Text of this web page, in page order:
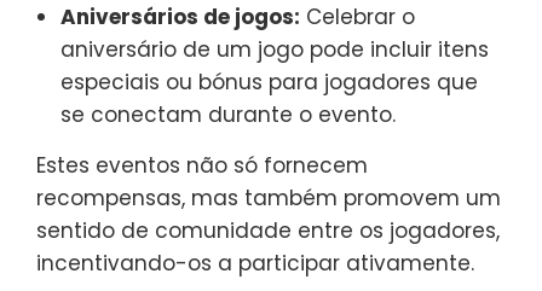
Aniversários de jogos: Celebrar o
aniversário de um jogo pode incluir itens
especiais ou bónus para jogadores que
se conectam durante o evento.
Estes eventos não só fornecem
recompensas, mas também promovem um
sentido de comunidade entre os jogadores,
incentivando-os a participar ativamente.